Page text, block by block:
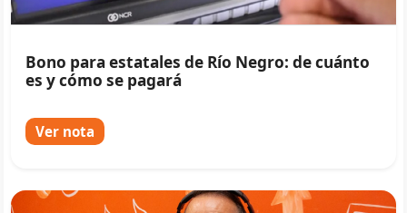
Bono para estatales de Río Negro: de cuánto
es y cómo se pagará
Ver nota